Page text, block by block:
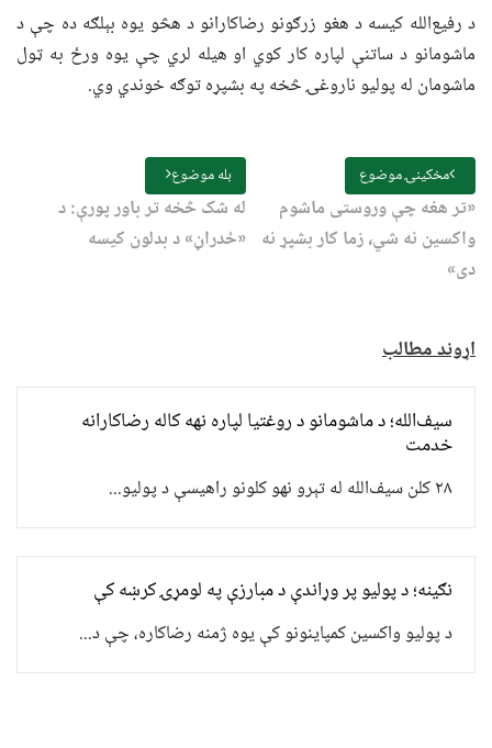
د رفیع‌الله کیسه د هغو زرګونو رضاکارانو د هڅو یوه بېلګه ده چې د
ماشومانو د ساتنې لپاره کار کوي او هیله لري چې یوه ورځ به ټول
ماشومان له پولیو ناروغۍ څخه په بشپړه توګه خوندي وي.
مخکینۍ موضوع
«تر هغه چې وروستی ماشوم
واکسین نه شي، زما کار بشپړ نه
دی»
بله موضوع
له شک څخه تر باور پورې: د
«ځدراڼ» د بدلون کیسه
اړوند مطالب
سیف‌الله؛ د ماشومانو د روغتیا لپاره نهه کاله رضاکارانه
خدمت
۲۸ کلن سیف‌الله له تېرو نهو کلونو راهیسې د پولیو...
نګینه؛ د پولیو پر وړاندې د مبارزې په لومړۍ کرښه کې
د پولیو واکسین کمپاینونو کې یوه ژمنه رضاکاره، چې د...